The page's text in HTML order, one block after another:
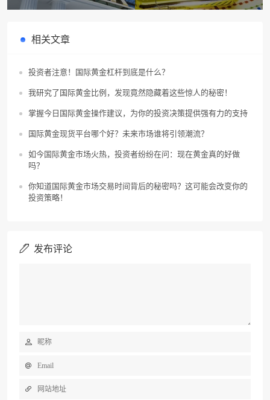
解的镁富贵金属现货白银市场如
公司上班。最好是贵金属
相关文章
投资者注意！国际黄金杠杆到底是什么？
我研究了国际黄金比例，发现竟然隐藏着这些惊人的秘密！
掌握今日国际黄金操作建议，为你的投资决策提供强有力的支持
国际黄金现货平台哪个好？未来市场谁将引领潮流？
如今国际黄金市场火热，投资者纷纷在问：现在黄金真的好做
吗？
你知道国际黄金市场交易时间背后的秘密吗？这可能会改变你的
投资策略！
发布评论